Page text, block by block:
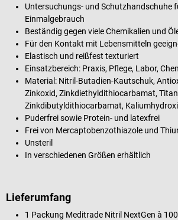
Untersuchungs- und Schutzhandschuhe
Einmalgebrauch
Beständig gegen viele Chemikalien und
Für den Kontakt mit Lebensmitteln
Elastisch und reißfest texturiert
Einsatzbereich: Praxis, Pflege, Labor,
Material: Nitril-Butadien-Kautschuk,
Zinkoxid, Zinkdiethyldithiocarbamat,
Zinkdibutyldithiocarbamat,
Puderfrei sowie Protein- und latexfrei
Frei von Mercaptobenzothiazole und
Unsteril
In verschiedenen Größen erhältlich
Lieferumfang
1 Packung Meditrade Nitril NextGen à